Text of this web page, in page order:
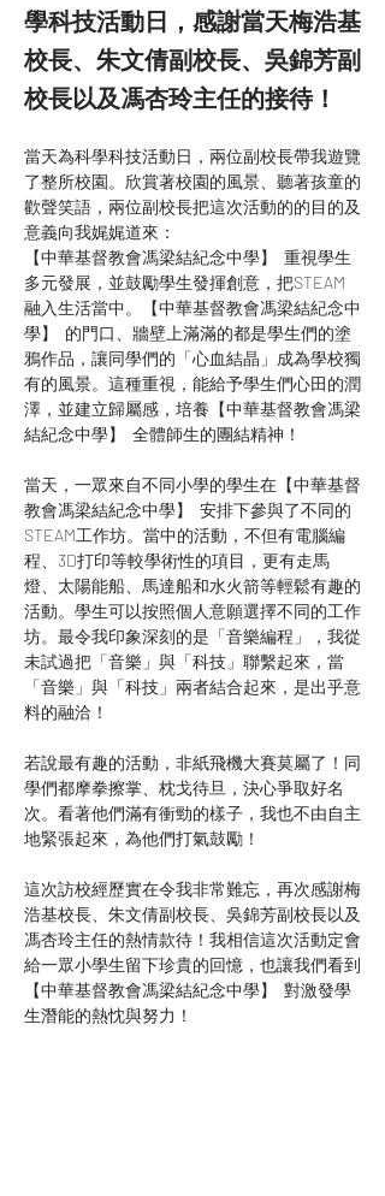
學科技活動日，感謝當天梅浩基
校長、朱文倩副校長、吳錦芳副
校長以及馮杏玲主任的接待！
當天為科學科技活動日，兩位副校長帶我遊覽
了整所校園。欣賞著校園的風景、聽著孩童的
歡聲笑語，兩位副校長把這次活動的的目的及
意義向我娓娓道來：
【中華基督教會馮梁結紀念中學】  重視學生
多元發展，並鼓勵學生發揮創意，把STEAM
融入生活當中。【中華基督教會馮梁結紀念中
學】  的門口、牆壁上滿滿的都是學生們的塗
鴉作品，讓同學們的「心血結晶」成為學校獨
有的風景。這種重視，能給予學生們心田的潤
澤，並建立歸屬感，培養【中華基督教會馮梁
結紀念中學】  全體師生的團結精神！
當天，一眾來自不同小學的學生在【中華基督
教會馮梁結紀念中學】  安排下參與了不同的
STEAM工作坊。當中的活動，不但有電腦編
程、3D打印等較學術性的項目，更有走馬
燈、太陽能船、馬達船和水火箭等輕鬆有趣的
活動。學生可以按照個人意願選擇不同的工作
坊。最令我印象深刻的是「音樂編程」，我從
未試過把「音樂」與「科技」聯繫起來，當
「音樂」與「科技」兩者結合起來，是出乎意
料的融洽！
若說最有趣的活動，非紙飛機大賽莫屬了！同
學們都摩拳擦掌、枕戈待旦，決心爭取好名
次。看著他們滿有衝勁的樣子，我也不由自主
地緊張起來，為他們打氣鼓勵！
這次訪校經歷實在令我非常難忘，再次感謝梅
浩基校長、朱文倩副校長、吳錦芳副校長以及
馮杏玲主任的熱情款待！我相信這次活動定會
給一眾小學生留下珍貴的回憶，也讓我們看到
【中華基督教會馮梁結紀念中學】  對激發學
生潛能的熱忱與努力！